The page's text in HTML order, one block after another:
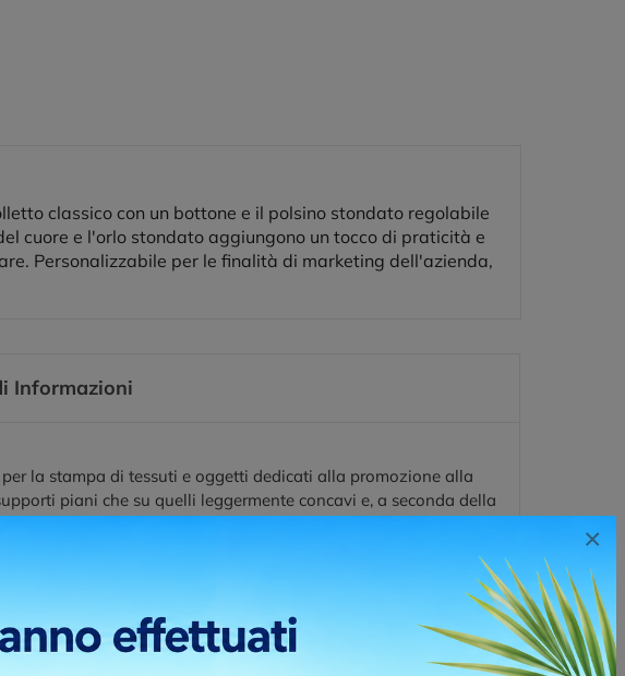
×
classico con un bottone e il polsino stondato regolabile
cuore e l'orlo stondato aggiungono un tocco di praticità e
Personalizzabile per le finalità di marketing dell'azienda,
Informazioni
la stampa di tessuti e oggetti dedicati alla promozione alla
piani che su quelli leggermente concavi e, a seconda della
quando si devono stampare pochi pezzi a tanti colori. Questo